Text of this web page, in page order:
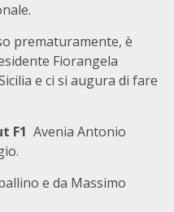
prematuramente, è
Fiorangela
e ci si augura di fare
F1 Avenia Antonio
e da Massimo